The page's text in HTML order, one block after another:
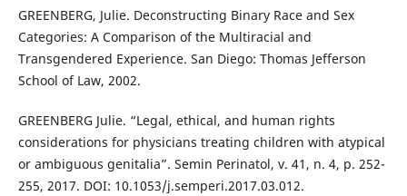
GREENBERG, Julie. Deconstructing Binary Race and Sex
Categories: A Comparison of the Multiracial and
Transgendered Experience. San Diego: Thomas Jefferson
School of Law, 2002.
GREENBERG Julie. “Legal, ethical, and human rights
considerations for physicians treating children with atypical
or ambiguous genitalia”. Semin Perinatol, v. 41, n. 4, p. 252-
255, 2017. DOI: 10.1053/j.semperi.2017.03.012.